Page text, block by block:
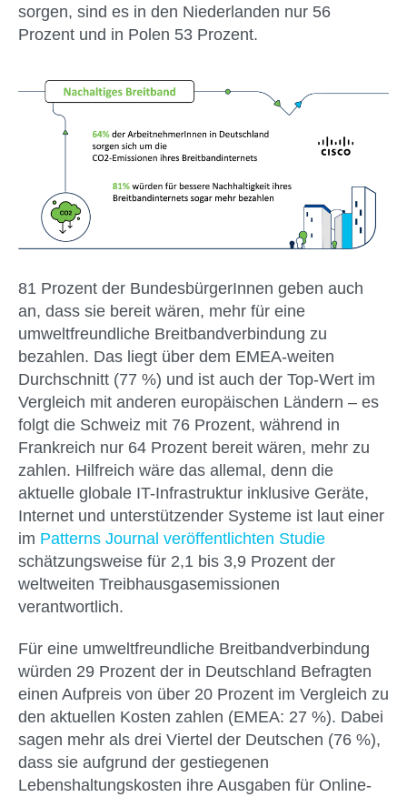
sorgen, sind es in den Niederlanden nur 56
Prozent und in Polen 53 Prozent.
81 Prozent der BundesbürgerInnen geben auch
an, dass sie bereit wären, mehr für eine
umweltfreundliche Breitbandverbindung zu
bezahlen. Das liegt über dem EMEA-weiten
Durchschnitt (77 %) und ist auch der Top-Wert im
Vergleich mit anderen europäischen Ländern – es
folgt die Schweiz mit 76 Prozent, während in
Frankreich nur 64 Prozent bereit wären, mehr zu
zahlen. Hilfreich wäre das allemal, denn die
aktuelle globale IT-Infrastruktur inklusive Geräte,
Internet und unterstützender Systeme ist laut einer
im Patterns Journal veröffentlichten Studie
schätzungsweise für 2,1 bis 3,9 Prozent der
weltweiten Treibhausgasemissionen
verantwortlich.
Für eine umweltfreundliche Breitbandverbindung
würden 29 Prozent der in Deutschland Befragten
einen Aufpreis von über 20 Prozent im Vergleich zu
den aktuellen Kosten zahlen (EMEA: 27 %). Dabei
sagen mehr als drei Viertel der Deutschen (76 %),
dass sie aufgrund der gestiegenen
Lebenshaltungskosten ihre Ausgaben für Online-